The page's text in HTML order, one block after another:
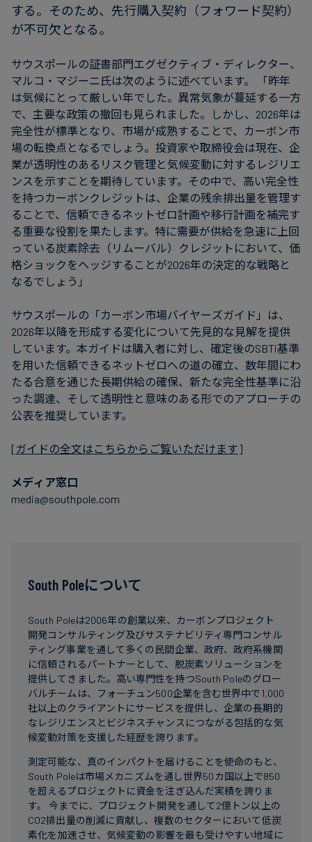
する。そのため、先行購入契約（フォワード契約）
が不可欠となる。
サウスポールの証書部門エグゼクティブ・ディレクター、
マルコ・マジーニ氏は次のように述べています。 「昨年
は気候にとって厳しい年でした。異常気象が蔓延する一方
で、主要な政策の撤回も見られました。しかし、2026年は
完全性が標準となり、市場が成熟することで、カーボン市
場の転換点となるでしょう。投資家や取締役会は現在、企
業が透明性のあるリスク管理と気候変動に対するレジリエ
ンスを示すことを期待しています。その中で、高い完全性
を持つカーボンクレジットは、企業の残余排出量を管理す
ることで、信頼できるネットゼロ計画や移行計画を補完す
る重要な役割を果たします。特に需要が供給を急速に上回
っている炭素除去（リムーバル）クレジットにおいて、価
格ショックをヘッジすることが2026年の決定的な戦略と
なるでしょう」
サウスポールの「カーボン市場バイヤーズガイド」は、
2026年以降を形成する変化について先見的な見解を提供
しています。本ガイドは購入者に対し、確定後のSBTi基準
を用いた信頼できるネットゼロへの道の確立、数年間にわ
たる合意を通じた長期供給の確保、新たな完全性基準に沿
った調達、そして透明性と意味のある形でのアプローチの
公表を推奨しています。
[ ガイドの全文はこちらからご覧いただけます]
メディア窓口
media@southpole.com
South Poleについて
South Poleは2006年の創業以来、カーボンプロジェクト
開発コンサルティング及びサステナビリティ専門コンサル
ティング事業を通して多くの民間企業、政府、政府系機関
に信頼されるパートナーとして、脱炭素ソリューションを
提供してきました。高い専門性を持つSouth Poleのグロー
バルチームは、フォーチュン500企業を含む世界中で1,000
社以上のクライアントにサービスを提供し、企業の長期的
なレジリエンスとビジネスチャンスにつながる包括的な気
候変動対策を支援した経歴を誇ります。
測定可能な、真のインパクトを届けることを使命のもと、
South Poleは市場メカニズムを通し世界50カ国以上で850
を超えるプロジェクトに資金を注ぎ込んだ実績を誇りま
す。 今までに、プロジェクト開発を通して2億トン以上の
CO2排出量の削減に貢献し、複数のセクターにおいて低炭
素化を加速させ、気候変動の影響を最も受けやすい地域に